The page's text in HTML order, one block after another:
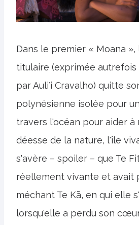
Dans le premier « Moana
titulaire (exprimée autrefois
par Auliʻi Cravalho) quitte
polynésienne isolée pour
travers l'océan pour aider à
déesse de la nature, l'île
s'avère – spoiler – que Te
réellement vivante et avait
méchant Te Kā, en qui elle
lorsqu'elle a perdu son